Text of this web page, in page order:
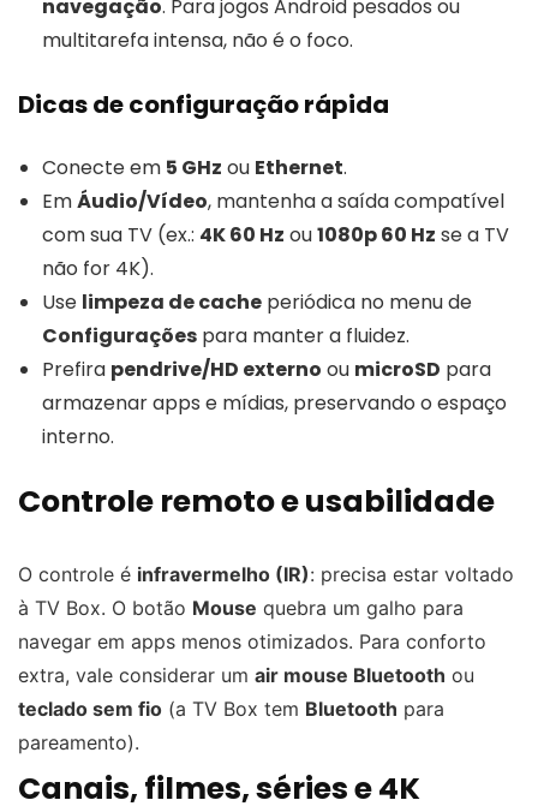
navegação. Para jogos Android pesados ou
multitarefa intensa, não é o foco.
Dicas de configuração rápida
Conecte em 5 GHz ou Ethernet.
EmÁudio/Vídeo, mantenha a saída compatível
com sua TV (ex.: 4K 60 Hz ou1080p 60 Hz se a TV
não for 4K).
Use limpeza de cache periódica no menu de
Configurações para manter a fluidez.
Prefira pendrive/HD externo ou microSD para
armazenar apps e mídias, preservando o espaço
interno.
Controle remoto e usabilidade
O controle é infravermelho (IR): precisa estar voltado
à TV Box. O botão Mouse quebra um galho para
navegar em apps menos otimizados. Para conforto
extra, vale considerar um air mouse Bluetooth ou
teclado sem fio (a TV Box tem Bluetooth para
pareamento).
Canais, filmes, séries e 4K